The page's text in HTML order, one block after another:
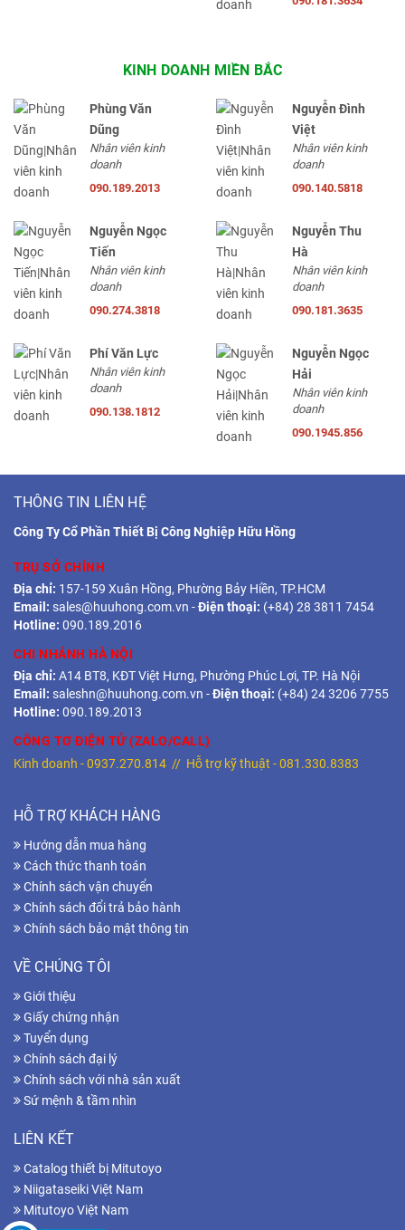
KINH DOANH MIỀN BẮC
Phùng Văn
Dũng
Nhân viên kinh
doanh
090.189.2013
Nguyễn Đình
Việt
Nhân viên kinh
doanh
090.140.5818
Nguyễn Ngọc
Tiến
Nhân viên kinh
doanh
090.274.3818
Nguyễn Thu
Hà
Nhân viên kinh
doanh
090.181.3635
Phí Văn Lực
Nhân viên kinh
doanh
090.138.1812
Nguyễn Ngọc
Hải
Nhân viên kinh
doanh
090.1945.856
THÔNG TIN LIÊN HỆ
Công Ty Cổ Phần Thiết Bị Công Nghiệp Hữu Hồng
TRỤ SỞ CHÍNH
Địa chỉ: 157-159 Xuân Hồng, Phường Bảy Hiền, TP.HCM
Email: sales@huuhong.com.vn -Điện thoại: (+84) 28 3811 7454
Hotline: 090.189.2016
CHI NHÁNH HÀ NỘI
Địa chỉ: A14 BT8, KĐT Việt Hưng, Phường Phúc Lợi, TP. Hà Nội
Email: saleshn@huuhong.com.vn -Điện thoại: (+84) 24 3206 7755
Hotline: 090.189.2013
CÔNG TƠ ĐIỆN TỬ (ZALO/CALL)
Kinh doanh -0937.270.814 // Hỗ trợ kỹ thuật -081.330.8383
HỖ TRỢ KHÁCH HÀNG
Hướng dẫn mua hàng
Cách thức thanh toán
Chính sách vận chuyển
Chính sách đổi trả bảo hành
Chính sách bảo mật thông tin
VỀ CHÚNG TÔI
Giới thiệu
Giấy chứng nhận
Tuyển dụng
Chính sách đại lý
Chính sách với nhà sản xuất
Sứ mệnh & tầm nhìn
LIÊN KẾT
Catalog thiết bị Mitutoyo
Niigataseiki Việt Nam
Mitutoyo Việt Nam